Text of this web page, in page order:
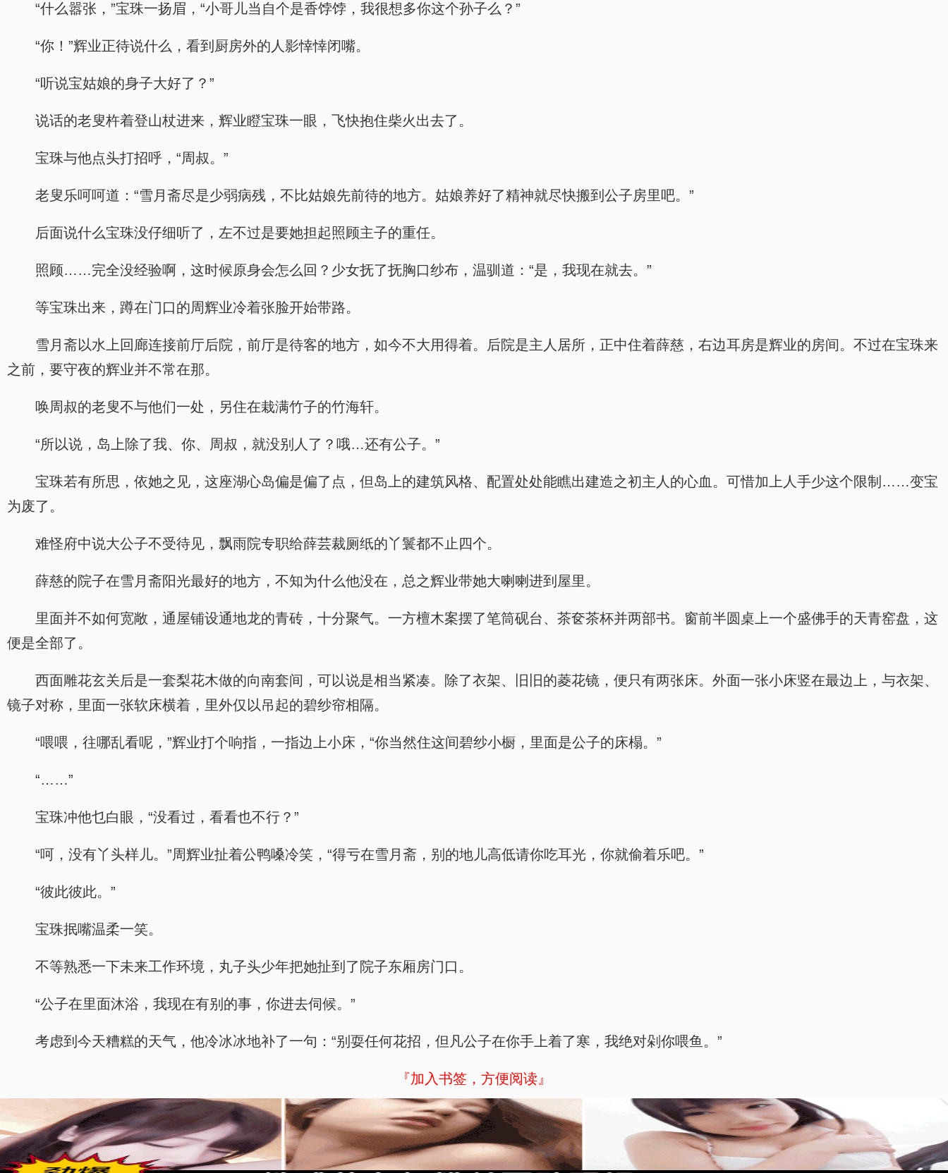
“什么嚣张，”宝珠一扬眉，“小哥儿当自个是香饽饽，我很想多你这个孙子么？”
“你！”辉业正待说什么，看到厨房外的人影悻悻闭嘴。
“听说宝姑娘的身子大好了？”
说话的老叟杵着登山杖进来，辉业瞪宝珠一眼，飞快抱住柴火出去了。
宝珠与他点头打招呼，“周叔。”
老叟乐呵呵道：“雪月斋尽是少弱病残，不比姑娘先前待的地方。姑娘养好了精神就尽快搬到公子房里吧。”
后面说什么宝珠没仔细听了，左不过是要她担起照顾主子的重任。
照顾……完全没经验啊，这时候原身会怎么回？少女抚了抚胸口纱布，温驯道：“是，我现在就去。”
等宝珠出来，蹲在门口的周辉业冷着张脸开始带路。
雪月斋以水上回廊连接前厅后院，前厅是待客的地方，如今不大用得着。后院是主人居所，正中住着薛慈，右边耳房是辉业的房间。不过在宝珠来
之前，要守夜的辉业并不常在那。
唤周叔的老叟不与他们一处，另住在栽满竹子的竹海轩。
“所以说，岛上除了我、你、周叔，就没别人了？哦…还有公子。”
宝珠若有所思，依她之见，这座湖心岛偏是偏了点，但岛上的建筑风格、配置处处能瞧出建造之初主人的心血。可惜加上人手少这个限制……变宝
为废了。
难怪府中说大公子不受待见，飘雨院专职给薛芸裁厕纸的丫鬟都不止四个。
薛慈的院子在雪月斋阳光最好的地方，不知为什么他没在，总之辉业带她大喇喇进到屋里。
里面并不如何宽敞，通屋铺设通地龙的青砖，十分聚气。一方檀木案摆了笔筒砚台、茶奁茶杯并两部书。窗前半圆桌上一个盛佛手的天青窑盘，这
便是全部了。
西面雕花玄关后是一套梨花木做的向南套间，可以说是相当紧凑。除了衣架、旧旧的菱花镜，便只有两张床。外面一张小床竖在最边上，与衣架、
镜子对称，里面一张软床横着，里外仅以吊起的碧纱帘相隔。
“喂喂，往哪乱看呢，”辉业打个响指，一指边上小床，“你当然住这间碧纱小橱，里面是公子的床榻。”
“……”
宝珠冲他乜白眼，“没看过，看看也不行？”
“呵，没有丫头样儿。”周辉业扯着公鸭嗓冷笑，“得亏在雪月斋，别的地儿高低请你吃耳光，你就偷着乐吧。”
“彼此彼此。”
宝珠抿嘴温柔一笑。
不等熟悉一下未来工作环境，丸子头少年把她扯到了院子东厢房门口。
“公子在里面沐浴，我现在有别的事，你进去伺候。”
考虑到今天糟糕的天气，他冷冰冰地补了一句：“别耍任何花招，但凡公子在你手上着了寒，我绝对剁你喂鱼。”
『加入书签，方便阅读』